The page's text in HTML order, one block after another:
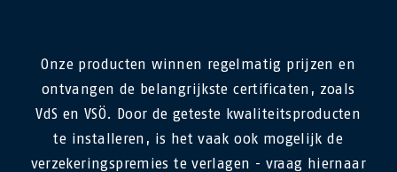
Onze producten winnen regelmatig prijzen en
ontvangen de belangrijkste certificaten, zoals
VdS en VSÖ. Door de geteste kwaliteitsproducten
te installeren, is het vaak ook mogelijk de
verzekeringspremies te verlagen - vraag hiernaar